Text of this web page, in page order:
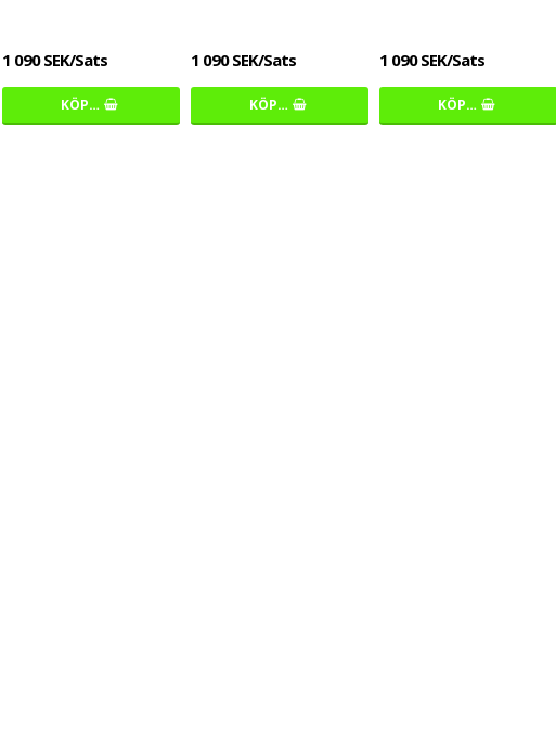
1 090 SEK/Sats
KÖP…
1 090 SEK/Sats
KÖP…
1 090 SEK/Sats
KÖP…